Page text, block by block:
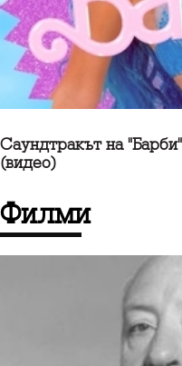
Саундтракът на
(видео)
филми